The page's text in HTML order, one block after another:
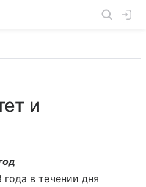
и
в течении дня